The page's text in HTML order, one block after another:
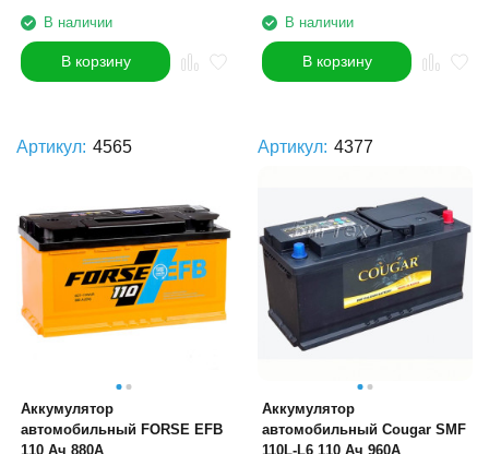
В наличии
В корзину
В наличии
В корзину
Артикул: 4565
Аккумулятор
автомобильный FORSE EFB
110 Ач 880А
Артикул: 4377
Аккумулятор
автомобильный Cougar SMF
110L-L6 110 Ач 960А